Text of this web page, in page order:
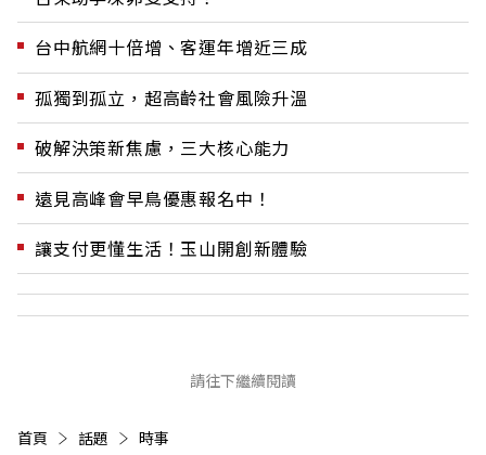
台中航網十倍增、客運年增近三成
孤獨到孤立，超高齡社會風險升溫
破解決策新焦慮，三大核心能力
遠見高峰會早鳥優惠報名中！
讓支付更懂生活！玉山開創新體驗
請往下繼續閱讀
首頁 話題 時事